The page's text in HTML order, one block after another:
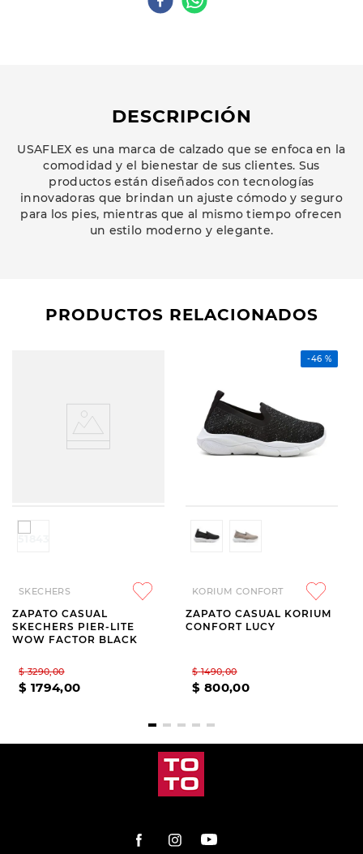
DESCRIPCIÓN
USAFLEX es una marca de calzado que se enfoca en la
comodidad y el bienestar de sus clientes. Sus
productos están diseñados con tecnologías
innovadoras que brindan un ajuste cómodo y seguro
para los pies, mientras que al mismo tiempo ofrecen
un estilo moderno y elegante.
PRODUCTOS RELACIONADOS
SKECHERS
ZAPATO CASUAL
SKECHERS PIER-LITE
WOW FACTOR BLACK
$ 3290,00
$ 1794,00
-46 %
KORIUM CONFORT
ZAPATO CASUAL KORIUM
CONFORT LUCY
$ 1490,00
$ 800,00